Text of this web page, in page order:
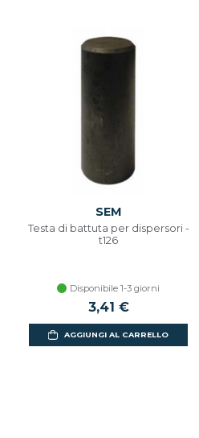
SEM
Testa di battuta per dispersori -
t126
Disponibile 1-3 giorni
3,41 €
AGGIUNGI AL CARRELLO